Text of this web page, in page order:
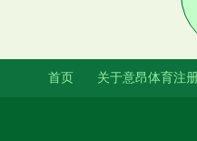
首页 关于意昂体育注